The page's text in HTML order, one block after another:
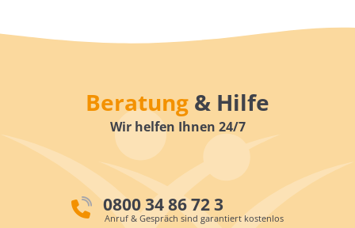
Beratung & Hilfe
Wir helfen Ihnen 24/7
0800 34 86 72 3
Anruf & Gespräch sind garantiert kostenlos